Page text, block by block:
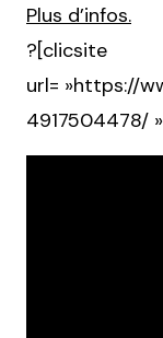
Plus d’infos.
?[clicsite
url= »https://
4917504478/